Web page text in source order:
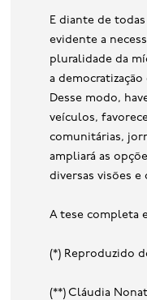
E diante de
evidente a
pluralidade da
a
Desse modo,
veículos,
comunitárias,
ampliará as
diversas visões
A tese completa
(*) Reproduzido
(**) Cláudia